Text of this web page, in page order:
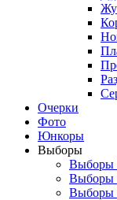
Очерки
Фото
Юнкоры
Выборы
Выборы
Выборы
Выборы